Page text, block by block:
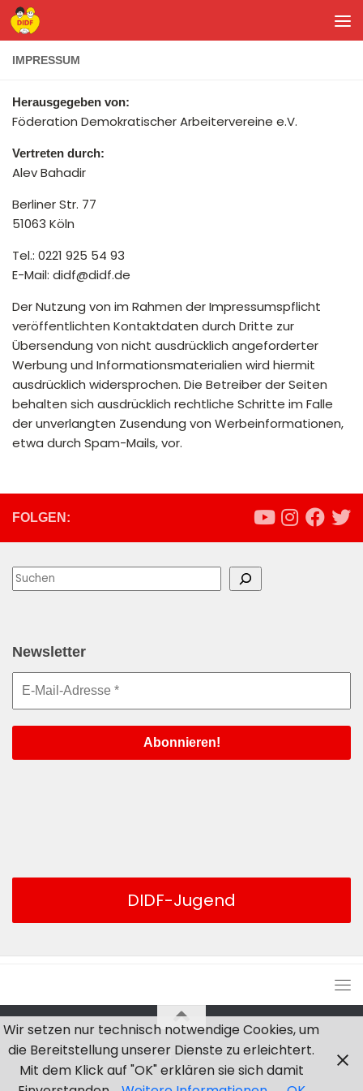
Unter dem Inhalt
IMPRESSUM
Herausgegeben von:
Föderation Demokratischer Arbeitervereine e.V.
Vertreten durch:
Alev Bahadir
Berliner Str. 77
51063 Köln
Tel.: 0221 925 54 93
E-Mail: didf@didf.de
Der Nutzung von im Rahmen der Impressumspflicht
veröffentlichten Kontaktdaten durch Dritte zur
Übersendung von nicht ausdrücklich angeforderter
Werbung und Informationsmaterialien wird hiermit
ausdrücklich widersprochen. Die Betreiber der Seiten
behalten sich ausdrücklich rechtliche Schritte im Falle
der unverlangten Zusendung von Werbeinformationen,
etwa durch Spam-Mails, vor.
FOLGEN:
Suchen
Newsletter
DIDF-Jugend
DIDF | 2026
Wir setzen nur technisch notwendige Cookies, um
die Bereitstellung unserer Dienste zu erleichtert.
Mit dem Klick auf "OK" erklären sie sich damit